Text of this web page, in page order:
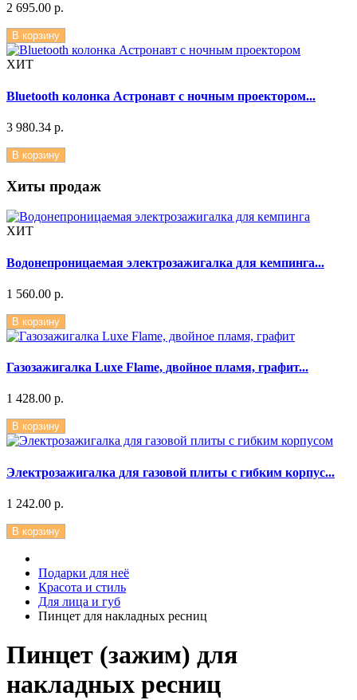
2 695.00 р.
В корзину
ХИТ
Bluetooth колонка Астронавт с ночным проектором...
3 980.34 р.
В корзину
Хиты продаж
ХИТ
Водонепроницаемая электрозажигалка для кемпинга...
1 560.00 р.
В корзину
Газозажигалка Luxe Flame, двойное пламя, графит...
1 428.00 р.
В корзину
Электрозажигалка для газовой плиты с гибким корпус...
1 242.00 р.
В корзину
Подарки для неё
Красота и стиль
Для лица и губ
Пинцет для накладных ресниц
Пинцет (зажим) для
накладных ресниц